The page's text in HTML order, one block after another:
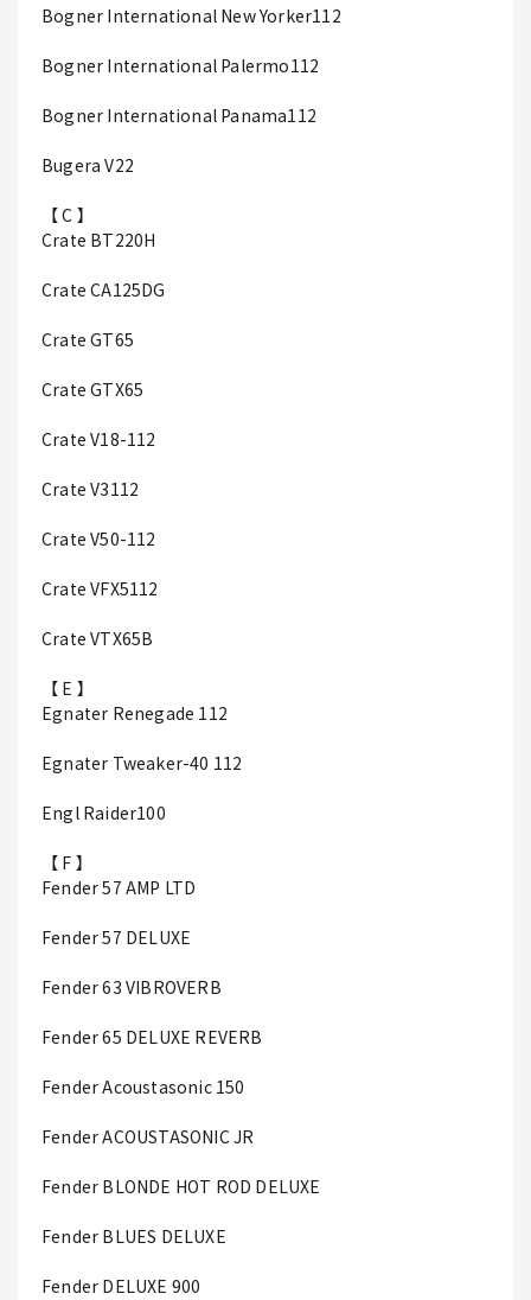
Bogner International New Yorker112
Bogner International Palermo112
Bogner International Panama112
Bugera V22
【 C 】
Crate BT220H
Crate CA125DG
Crate GT65
Crate GTX65
Crate V18-112
Crate V3112
Crate V50-112
Crate VFX5112
Crate VTX65B
【 E 】
Egnater Renegade 112
Egnater Tweaker-40 112
Engl Raider100
【 F 】
Fender 57 AMP LTD
Fender 57 DELUXE
Fender 63 VIBROVERB
Fender 65 DELUXE REVERB
Fender Acoustasonic 150
Fender ACOUSTASONIC JR
Fender BLONDE HOT ROD DELUXE
Fender BLUES DELUXE
Fender DELUXE 900